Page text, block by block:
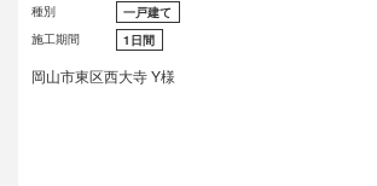
種別
一戸建て
施工期間
1日間
岡山市東区西大寺 Y様